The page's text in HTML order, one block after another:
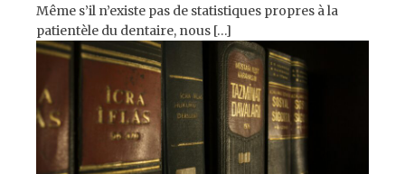
Même s’il n’existe pas de statistiques propres à la
patientèle du dentaire, nous […]